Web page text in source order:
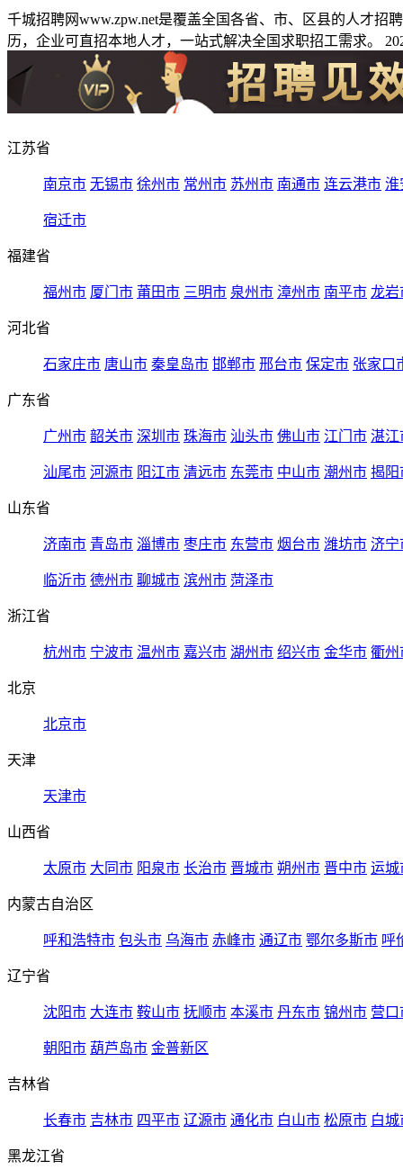
千城招聘网www.zpw.net是覆盖全国各省、市、区县的人才
历，企业可直招本地人才，一站式解决全国求职招工需求。
江苏省
南京市 无锡市 徐州市 常州市 苏州市 南通市 连云港市 淮
宿迁市
福建省
福州市 厦门市 莆田市 三明市 泉州市 漳州市 南平市 龙岩
河北省
石家庄市 唐山市 秦皇岛市 邯郸市 邢台市 保定市 张家口
广东省
广州市 韶关市 深圳市 珠海市 汕头市 佛山市 江门市 湛江
汕尾市 河源市 阳江市 清远市 东莞市 中山市 潮州市 揭阳
山东省
济南市 青岛市 淄博市 枣庄市 东营市 烟台市 潍坊市 济宁
临沂市 德州市 聊城市 滨州市 菏泽市
浙江省
杭州市 宁波市 温州市 嘉兴市 湖州市 绍兴市 金华市 衢州
北京
北京市
天津
天津市
山西省
太原市 大同市 阳泉市 长治市 晋城市 朔州市 晋中市 运城
内蒙古自治区
呼和浩特市 包头市 乌海市 赤峰市 通辽市 鄂尔多斯市 呼
辽宁省
沈阳市 大连市 鞍山市 抚顺市 本溪市 丹东市 锦州市 营口
朝阳市 葫芦岛市 金普新区
吉林省
长春市 吉林市 四平市 辽源市 通化市 白山市 松原市 白城
黑龙江省